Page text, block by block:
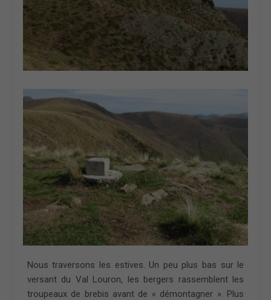
Nous traversons les estives. Un peu plus bas sur le
versant du Val Louron, les bergers rassemblent les
troupeaux de brebis avant de « démontagner ». Plus